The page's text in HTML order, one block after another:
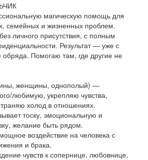
магическую помощь для
семейных и жизненных проблем.
личного присутствия, с полным
Результат — уже с
Помогаю там, где другие не
женщины, однополый) —
любимую, укрепляю чувства,
холод в отношениях.
тоску, эмоциональную и
желание быть рядом.
воздействие на человека с
и брака.
чувств к сопернице, любовнице,